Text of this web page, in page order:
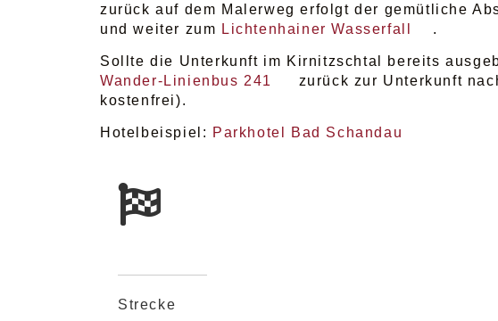
zurück auf dem Malerweg erfolgt der gemütliche
und weiter zum Lichtenhainer Wasserfall .
Sollte die Unterkunft im Kirnitzschtal bereits
Wander-Linienbus 241
zurück zur Unterkunft
kostenfrei).
Hotelbeispiel: Parkhotel Bad Schandau
Strecke